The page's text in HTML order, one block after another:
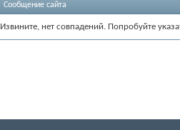
Сообщение сайта
Извините, нет совпадений. Попробуйте